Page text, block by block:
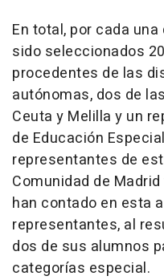
En total, por cada
sido seleccionados
procedentes de las
autónomas, dos de
Ceuta y Melilla y un
de Educación
representantes de
Comunidad de
han contado en esta
representantes, al
dos de sus alumnos
categorías especial.